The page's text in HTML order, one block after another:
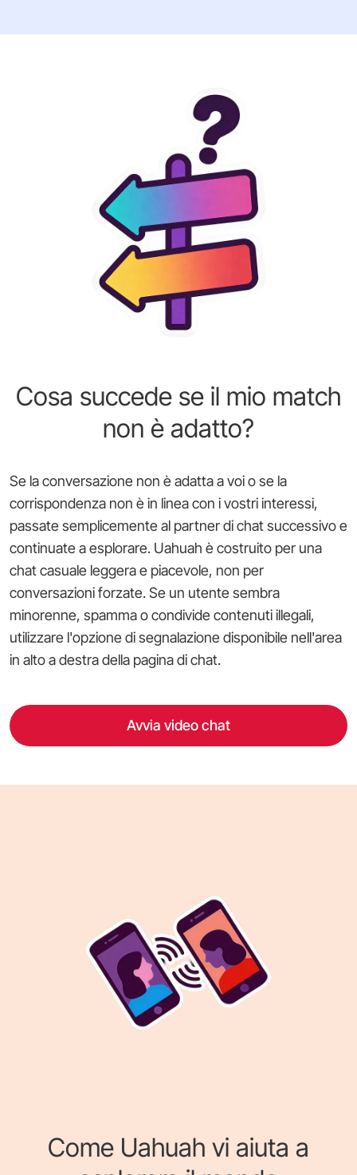
Cosa succede se il mio match
non è adatto?
Se la conversazione non è adatta a voi o se la
corrispondenza non è in linea con i vostri interessi,
passate semplicemente al partner di chat successivo e
continuate a esplorare. Uahuah è costruito per una
chat casuale leggera e piacevole, non per
conversazioni forzate. Se un utente sembra
minorenne, spamma o condivide contenuti illegali,
utilizzare l'opzione di segnalazione disponibile nell'area
in alto a destra della pagina di chat.
Avvia video chat
Come Uahuah vi aiuta a